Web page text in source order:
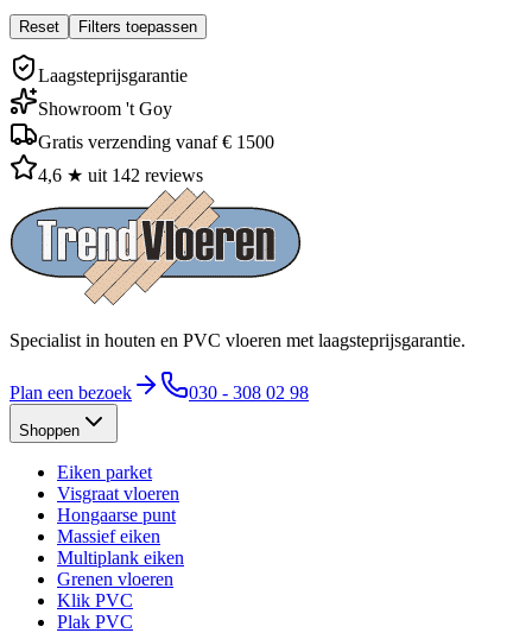
Reset Filters toepassen
Laagsteprijsgarantie
Showroom 't Goy
Gratis verzending vanaf € 1500
4,6 ★ uit 142 reviews
Specialist in houten en PVC vloeren met laagsteprijsgarantie.
Plan een bezoek 030 - 308 02 98
Shoppen
Eiken parket
Visgraat vloeren
Hongaarse punt
Massief eiken
Multiplank eiken
Grenen vloeren
Klik PVC
Plak PVC